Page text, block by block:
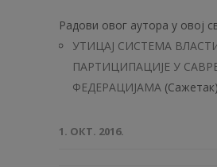
Радови овог аутора у овој
УТИЦАЈ СИСТЕМА
ПАРТИЦИПАЦИЈЕ У
ФЕДЕРАЦИЈАМА (Сажетак)
1. ОКТ. 2016.